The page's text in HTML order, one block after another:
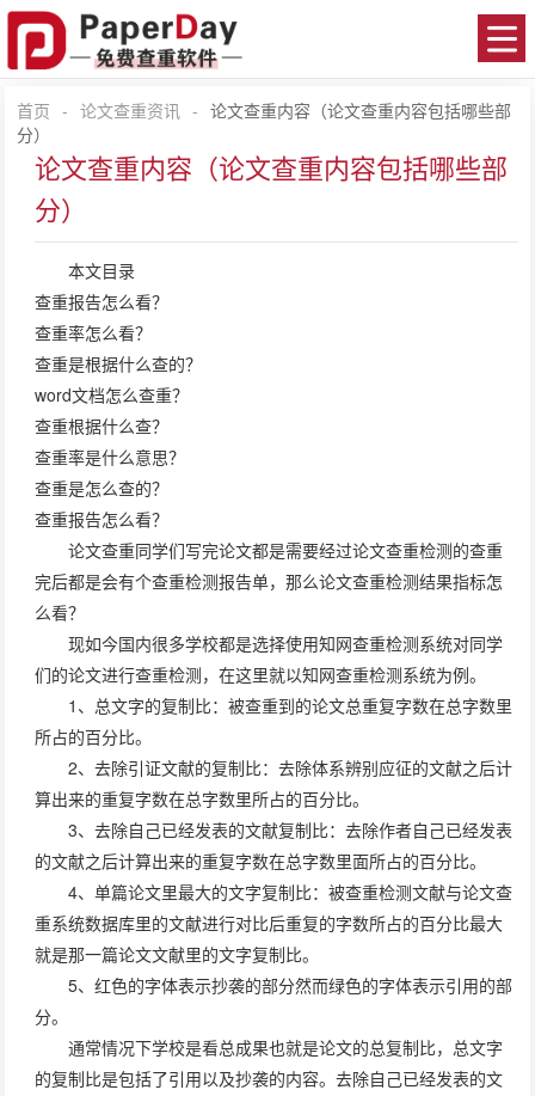
首页 - 论文查重资讯 - 论文查重内容（论文查重内容包括哪些部
分）
论文查重内容（论文查重内容包括哪些部
分）
本文目录
查重报告怎么看？
查重率怎么看？
查重是根据什么查的？
word文档怎么查重？
查重根据什么查？
查重率是什么意思？
查重是怎么查的？
查重报告怎么看？
论文查重同学们写完论文都是需要经过论文查重检测的查重
完后都是会有个查重检测报告单，那么论文查重检测结果指标怎
么看？
现如今国内很多学校都是选择使用知网查重检测系统对同学
们的论文进行查重检测，在这里就以知网查重检测系统为例。
1、总文字的复制比：被查重到的论文总重复字数在总字数里
所占的百分比。
2、去除引证文献的复制比：去除体系辨别应征的文献之后计
算出来的重复字数在总字数里所占的百分比。
3、去除自己已经发表的文献复制比：去除作者自己已经发表
的文献之后计算出来的重复字数在总字数里面所占的百分比。
4、单篇论文里最大的文字复制比：被查重检测文献与论文查
重系统数据库里的文献进行对比后重复的字数所占的百分比最大
就是那一篇论文文献里的文字复制比。
5、红色的字体表示抄袭的部分然而绿色的字体表示引用的部
分。
通常情况下学校是看总成果也就是论文的总复制比，总文字
的复制比是包括了引用以及抄袭的内容。去除自己已经发表的文